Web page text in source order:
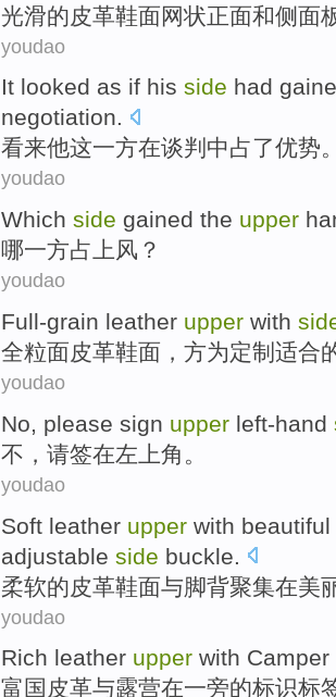
光滑的皮革鞋面网状正面和侧面
youdao
It looked as if his side had
negotiation.
看来他这一方在谈判 中占了优势
youdao
Which side gained the upper
哪一方占上风 ？
youdao
Full-grain leather upper with
全粒面皮革鞋面， 方为定制 适合
youdao
No, please sign upper left-hand
不 ， 请签在左上角 。
youdao
Soft leather upper with beautiful
adjustable side buckle
柔软的皮革鞋面与脚背聚集在美
youdao
Rich leather upper with Camper
富国 皮革与露营在一旁的标识标